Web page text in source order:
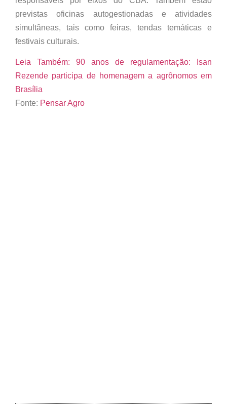
previstas oficinas autogestionadas e atividades
simultâneas, tais como feiras, tendas temáticas e
festivais culturais.
Leia Também:
90 anos de regulamentação: Isan
Rezende participa de homenagem a agrônomos em
Brasília
Fonte: Pensar Agro